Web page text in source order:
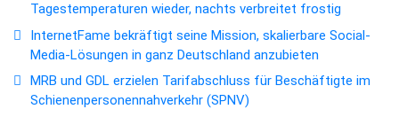
Tagestemperaturen wieder, nachts verbreitet frostig
InternetFame bekräftigt seine Mission, skalierbare Social-
Media-Lösungen in ganz Deutschland anzubieten
MRB und GDL erzielen Tarifabschluss für Beschäftigte im
Schienenpersonennahverkehr (SPNV)